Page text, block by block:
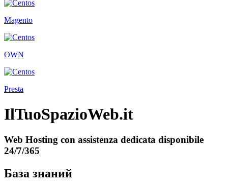
Magento
OWN
Presta
IlTuoSpazioWeb.it
Web Hosting con assistenza dedicata disponibile
24/7/365
База знаний